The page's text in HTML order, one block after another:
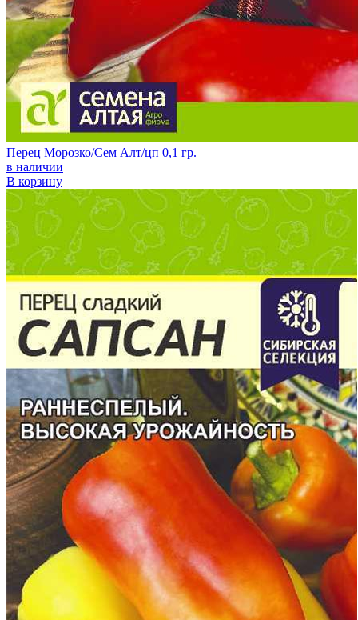
Перец Морозко/Сем Алт/цп 0,1 гр.
в наличии
В корзину